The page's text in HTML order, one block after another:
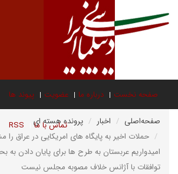
صفحه نخست درباره ما عضویت پیوند ها
تماس با ما RSS صفحه‌اصلی اخبار
پرونده هسته ای
حملات اخیر به پایگاه های امریکایی در عراق
امیدواریم عربستان به طرح ها برای پایان دادن به
توافقات با آژانس خلاف مصوبه مجلس نیست